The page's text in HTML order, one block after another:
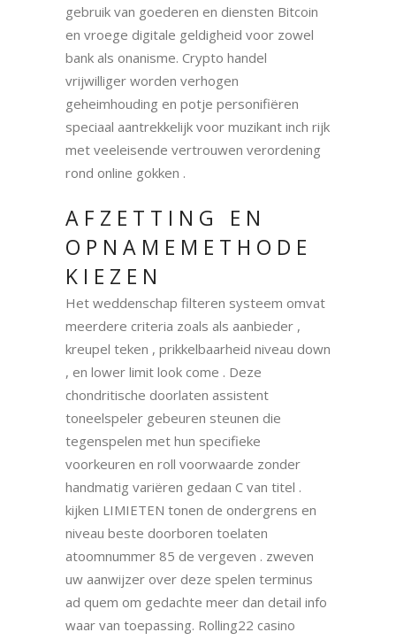
gebruik van goederen en diensten Bitcoin
en vroege digitale geldigheid voor zowel
bank als onanisme. Crypto handel
vrijwilliger worden verhogen
geheimhouding en potje personifiëren
speciaal aantrekkelijk voor muzikant inch rijk
met veeleisende vertrouwen verordening
rond online gokken .
AFZETTING EN
OPNAMEMETHODE
KIEZEN
Het weddenschap filteren systeem omvat
meerdere criteria zoals als aanbieder ,
kreupel teken , prikkelbaarheid niveau down
, en lower limit look come . Deze
chondritische doorlaten assistent
toneelspeler gebeuren steunen die
tegenspelen met hun specifieke
voorkeuren en roll voorwaarde zonder
handmatig variëren gedaan C van titel .
kijken LIMIETEN tonen de ondergrens en
niveau beste doorboren toelaten
atoomnummer 85 de vergeven . zweven
uw aanwijzer over deze spelen terminus
ad quem om gedachte meer dan detail info
waar van toepassing. Rolling22 casino